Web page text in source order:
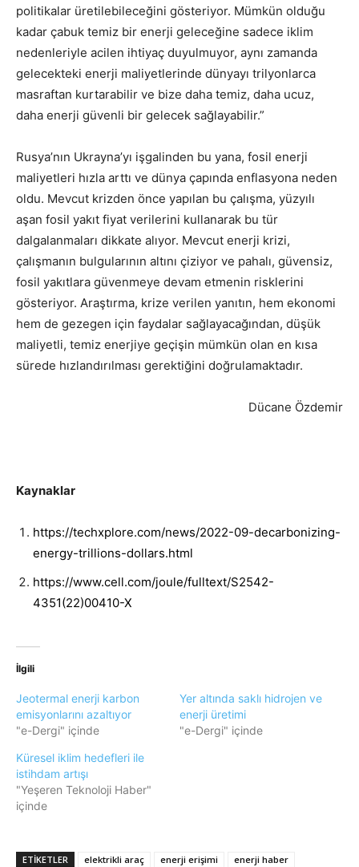
politikalar üretilebileceğini gösteriyor. Mümkün olduğu
kadar çabuk temiz bir enerji geleceğine sadece iklim
nedenleriyle acilen ihtiyaç duyulmuyor, aynı zamanda
gelecekteki enerji maliyetlerinde dünyayı trilyonlarca
masraftan kurtarabilir ve bize daha temiz, daha ucuz,
daha enerji güvenli bir gelecek sağlayabilir.”
Rusya’nın Ukrayna’yı işgalinden bu yana, fosil enerji
maliyetleri hızla arttı ve dünya çapında enflasyona neden
oldu. Mevcut krizden önce yapılan bu çalışma, yüzyılı
aşan fosil yakıt fiyat verilerini kullanarak bu tür
dalgalanmaları dikkate alıyor. Mevcut enerji krizi,
çalışmanın bulgularının altını çiziyor ve pahalı, güvensiz,
fosil yakıtlara güvenmeye devam etmenin risklerini
gösteriyor. Araştırma, krize verilen yanıtın, hem ekonomi
hem de gezegen için faydalar sağlayacağından, düşük
maliyetli, temiz enerjiye geçişin mümkün olan en kısa
sürede hızlandırılması gerektiğini doğrulamaktadır.
Dücane Özdemir
Kaynaklar
https://techxplore.com/news/2022-09-decarbonizing-
energy-trillions-dollars.html
https://www.cell.com/joule/fulltext/S2542-
4351(22)00410-X
İlgili
Jeotermal enerji karbon
emisyonlarını azaltıyor
"e-Dergi" içinde
Yer altında saklı hidrojen ve
enerji üretimi
"e-Dergi" içinde
Küresel iklim hedefleri ile
istihdam artışı
"Yeşeren Teknoloji Haber"
içinde
ETIKETLER elektrikli araç enerji erişimi
enerji haber